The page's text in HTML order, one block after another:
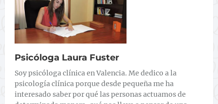
Psicóloga Laura Fuster
Soy psicóloga clínica en Valencia. Me dedico a la
psicología clínica porque desde pequeña me ha
interesado saber por qué las personas actuamos de